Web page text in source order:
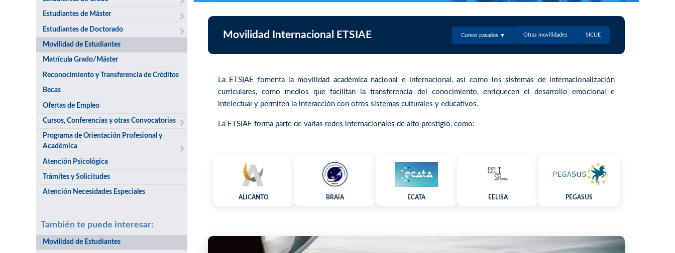
Estudiantes de Máster
Estudiantes de Doctorado
Movilidad de Estudiantes
Matrícula Grado/Máster
Reconocimiento y Transferencia de Créditos
Becas
Ofertas de Empleo
Cursos, Conferencias y otras Convocatorias
Programa de Orientación Profesional y
Académica
Atención Psicológica
Trámites y Solicitudes
Atención Necesidades Especiales
También te puede interesar:
Movilidad de Estudiantes
Movilidad Internacional ETSIAE Cursos pasados ▼ Otras movilidades SICUE
La ETSIAE fomenta la movilidad académica nacional e internacional, así como los sistemas de internacionalización
curriculares, como medios que facilitan la transferencia del conocimiento, enriquecen el desarrollo emocional e
intelectual y permiten la interacción con otros sistemas culturales y educativos.
La ETSIAE forma parte de varias redes internacionales de alto prestigio, como:
ALICANTO BRAIA ECATA EELISA PEGASUS